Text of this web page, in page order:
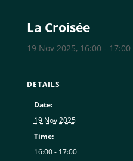
La Croisée
19 Nov 2025, 16:00- 17:00
DETAILS
Date:
19 Nov 2025
Time:
16:00 - 17:00